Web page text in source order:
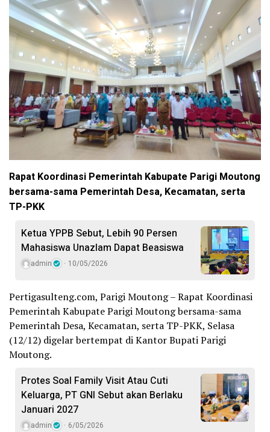
Rapat Koordinasi Pemerintah Kabupate Parigi Moutong
bersama-sama Pemerintah Desa, Kecamatan, serta
TP-PKK
Ketua YPPB Sebut, Lebih 90 Persen
Mahasiswa Unazlam Dapat Beasiswa
admin 10/05/2026
Pertigasulteng.com, Parigi Moutong – Rapat Koordinasi
Pemerintah Kabupate Parigi Moutong bersama-sama
Pemerintah Desa, Kecamatan, serta TP-PKK, Selasa
(12/12) digelar bertempat di Kantor Bupati Parigi
Moutong.
Protes Soal Family Visit Atau Cuti
Keluarga, PT GNI Sebut akan Berlaku
Januari 2027
admin 6/05/2026